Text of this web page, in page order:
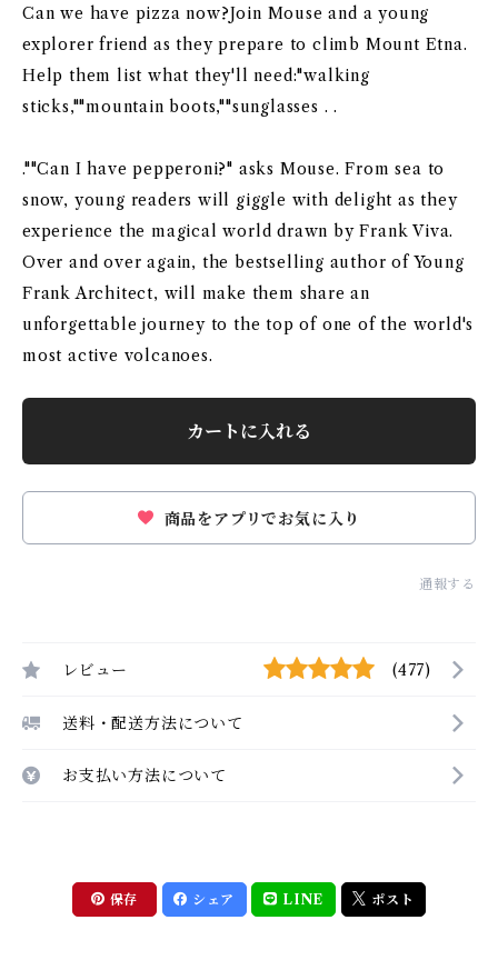
Can we have pizza now?Join Mouse and a young
explorer friend as they prepare to climb Mount Etna.
Help them list what they'll need:"walking
sticks,""mountain boots,""sunglasses . .
.""Can I have pepperoni?" asks Mouse. From sea to
snow, young readers will giggle with delight as they
experience the magical world drawn by Frank Viva.
Over and over again, the bestselling author of Young
Frank Architect, will make them share an
unforgettable journey to the top of one of the world's
most active volcanoes.
カートに入れる
商品をアプリでお気に入り
通報する
レビュー (477)
送料・配送方法について
お支払い方法について
保存 シェア LINE ポスト